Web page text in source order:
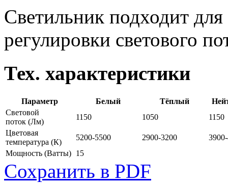
Светильник подходит
регулировки светового
Тех. характеристики
Параметр Белый Тёплый
Световой
поток (Лм)
1150 1050
1150
Цветовая
температура (К)
5200-5500 2900-3200
Мощность (Ватты) 15
Сохранить в PDF